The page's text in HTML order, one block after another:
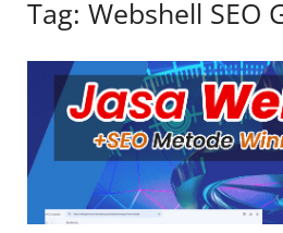
Tag: Webshell SEO